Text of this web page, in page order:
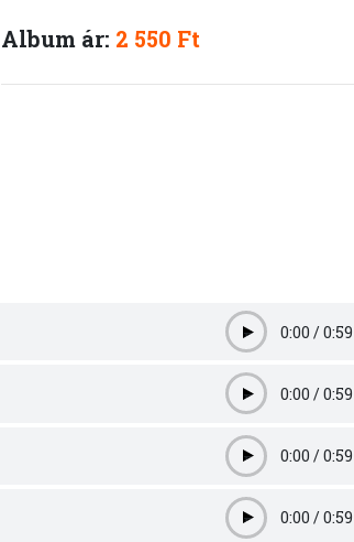
Album ár: 2 550 Ft
Play0:00 /0:59
Play0:00 /0:59
Play0:00 /0:59
Play0:00 /0:59